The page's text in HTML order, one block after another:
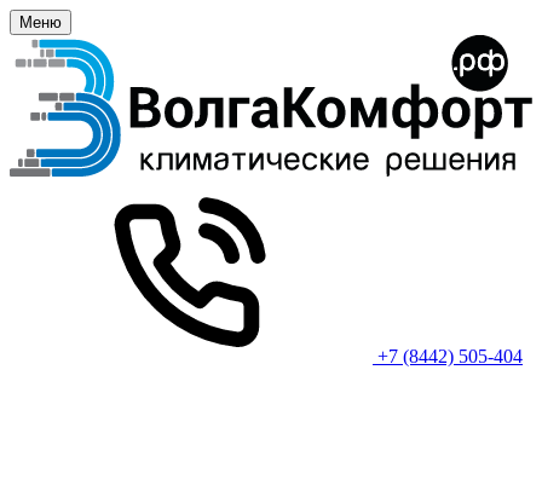
Меню
+7 (8442) 505-404